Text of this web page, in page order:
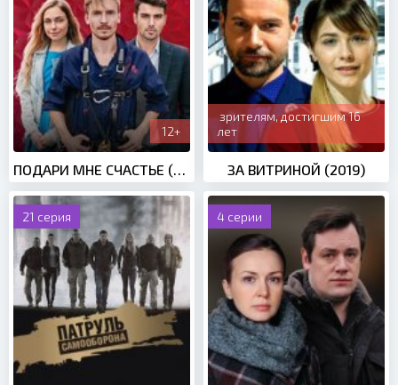
12+
ПОДАРИ МНЕ СЧАСТЬЕ (2020)
зрителям, достигшим 16
лет
ЗА ВИТРИНОЙ (2019)
21 серия 4 серии